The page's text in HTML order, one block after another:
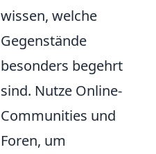
wissen, welche
Gegenstände
besonders begehrt
sind. Nutze Online-
Communities und
Foren, um